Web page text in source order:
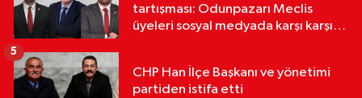
tartışması: Odunpazarı Meclis
üyeleri sosyal medyada karşı karşıya
CHP Han İlçe Başkanı ve yönetimi
partiden istifa etti
5